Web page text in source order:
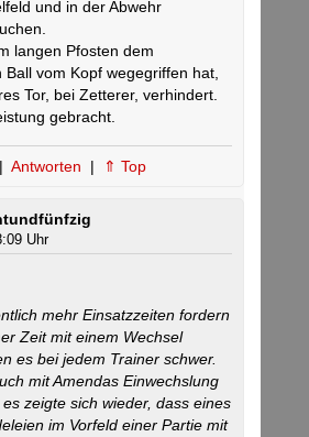
und in der Abwehr
langen Pfosten dem
vom Kopf wegegriffen hat,
Tor, bei Zetterer, verhindert.
gebracht.
| Antworten | ⇑ Top
Uhr
mehr Einsatzzeiten fordern
Zeit mit einem Wechsel
es bei jedem Trainer schwer.
mit Amendas Einwechslung
zeigte sich wieder, dass eines
im Vorfeld einer Partie mit